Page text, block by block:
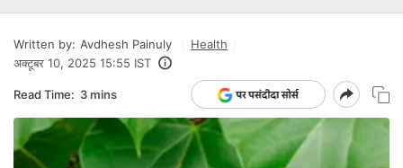
Written by: Avdhesh Painuly
Health
अक्टूबर 10, 2025 15:55 IST
Read Time: 3 mins